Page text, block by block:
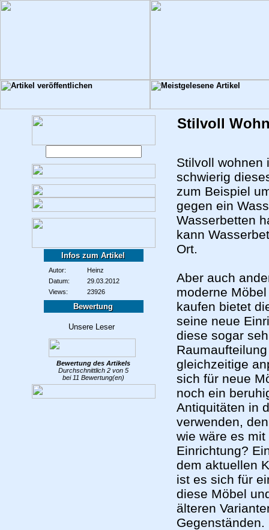
Infos zum Artikel
Autor:
Heinz
Datum:
29.03.2012
Views:
23926
Bewertung
Bewertung des Artikels
Durchschnittlich 2 von 5
bei 11 Bewertung(en)
Stilvoll
Stilvoll wohnen
schwierig
zum Beispiel
gegen ein
Wasserbetten
kann
Ort.
Aber auch
moderne
kaufen bietet
seine neue
diese sogar
gleichzeitige
sich für neue
noch ein
Antiquitäten in
verwenden,
wie wäre es
Einrichtung?
dem aktuellen
ist es sich für
diese Möbel
älteren
Gegenständen.